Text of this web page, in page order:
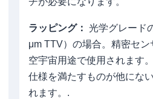
ラッピング： 光学グレード
μm TTV）の場合。精密セ
空宇宙用途で使用されます
仕様を満たすものが他にな
れます。.